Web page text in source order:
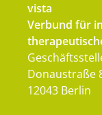
vista
Verbund für
Donaustraße
12043 Berlin